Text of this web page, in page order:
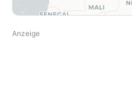
Anzeige